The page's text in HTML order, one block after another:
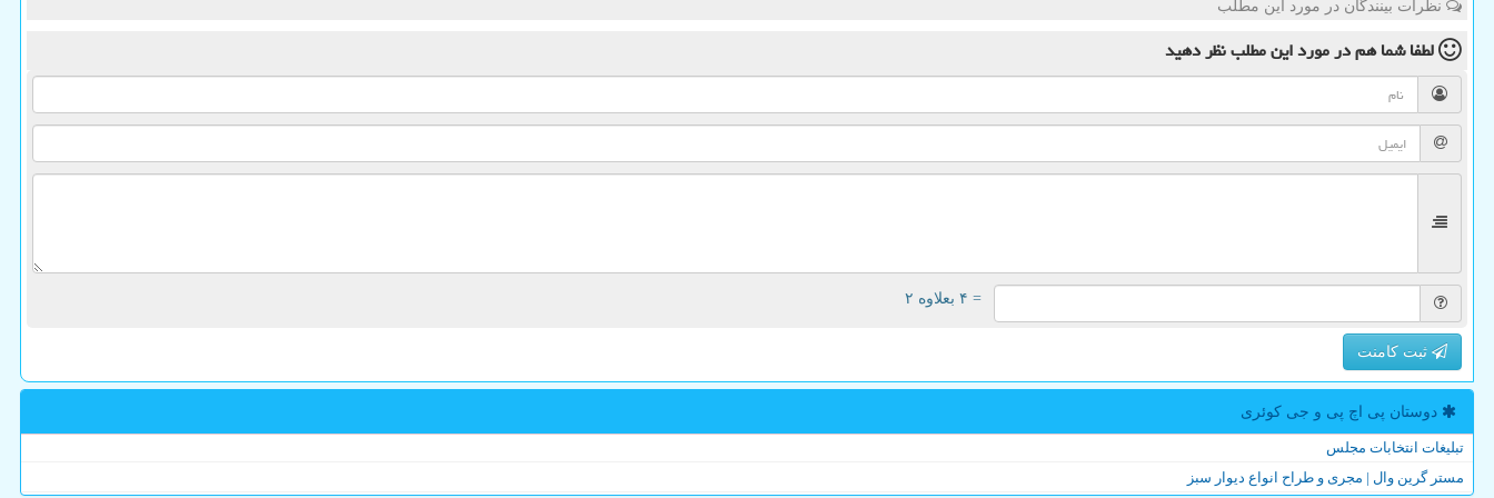
نظرات بینندگان در مورد این مطلب
لطفا شما همدر مورد این مطلبنظر دهید
= ۴ بعلاوه ۲
ثبت کامنت
دوستان پی اچ پی و جی كوئری
تبلیغات انتخابات مجلس
مستر گرین وال | مجری و طراح انواع دیوار سبز